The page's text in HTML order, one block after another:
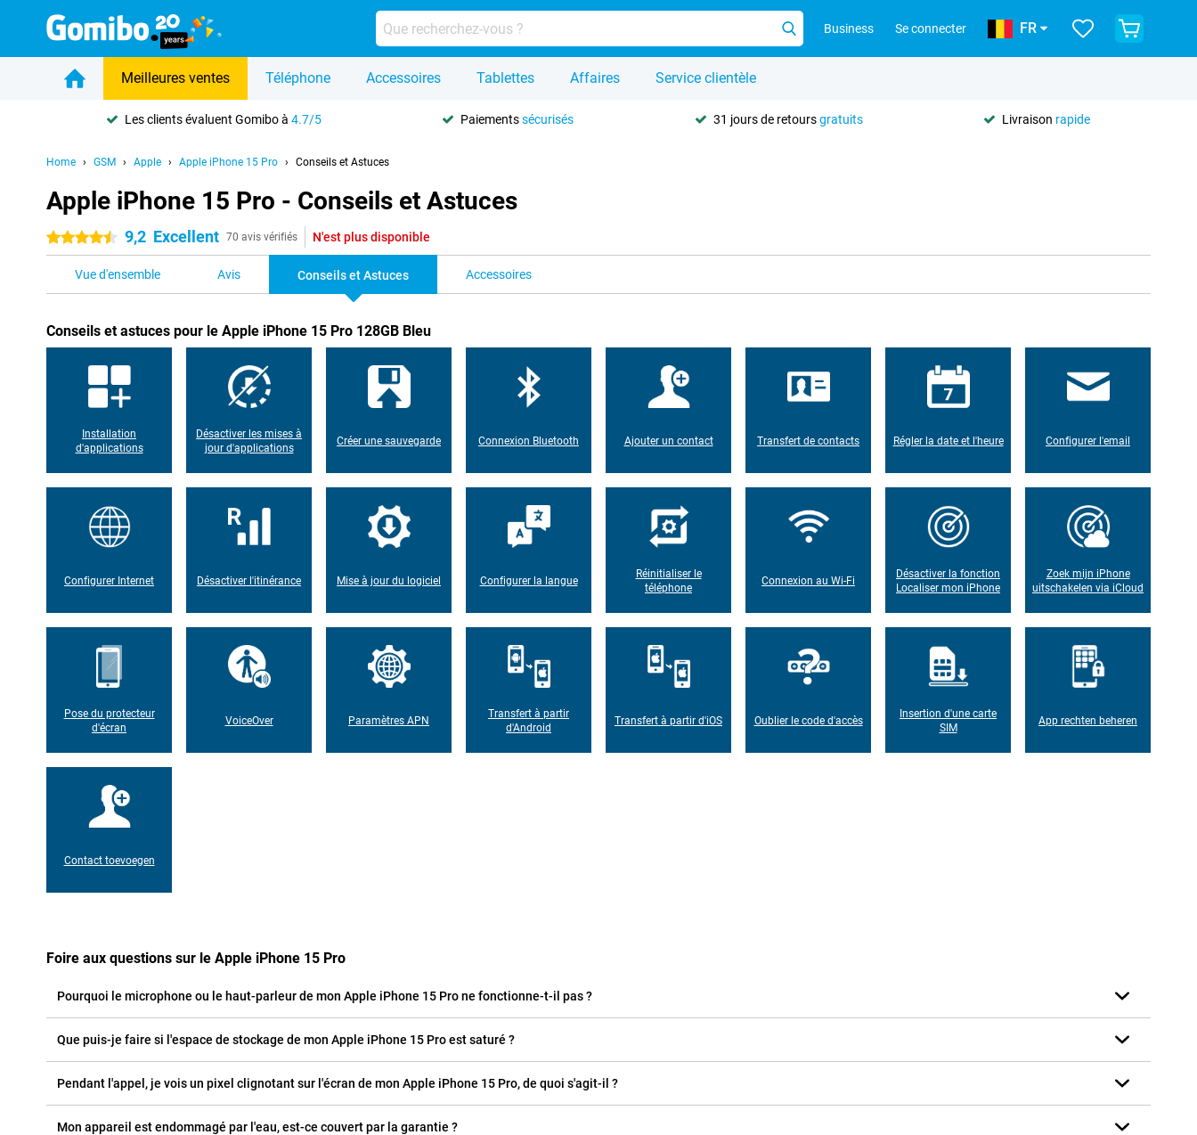
Business Se connecter FR
Meilleures ventes Téléphone Accessoires Tablettes Affaires Service clientèle
Les clients évaluent Gomibo à4.7/5 Paiementssécurisés 31 jours de retoursgratuits Livraison rapide
Home GSM Apple Apple iPhone 15 Pro Conseils et Astuces
Apple iPhone 15 Pro - Conseils et Astuces
4.5 étoiles 9,2 Excellent 70 avis vérifiés N'est plus disponible
Vue d'ensemble Avis Conseils et Astuces Accessoires
Conseils et astuces pour le Apple iPhone 15 Pro 128GB Bleu
Installation
d'applications
Désactiver les mises à
jour d'applications
Créer une sauvegarde Connexion Bluetooth Ajouter un contact Transfert de contacts Régler la date et l'heure Configurer l'email
Configurer Internet Désactiver l'itinérance Mise à jour du logiciel Configurer la langue
Réinitialiser le
téléphone
Connexion au Wi-Fi
Désactiver la fonction
Localiser mon iPhone
Zoek mijn iPhone
uitschakelen via iCloud
Pose du protecteur
d'écran
VoiceOver Paramètres APN
Transfert à partir
d'Android
Transfert à partir d'iOS Oublier le code d'accès
Insertion d'une carte
SIM
App rechten beheren
Contact toevoegen
Foire aux questions sur le Apple iPhone 15 Pro
Pourquoi le microphone ou le haut-parleur de mon Apple iPhone 15 Pro ne fonctionne-t-il pas ?
Que puis-je faire si l'espace de stockage de mon Apple iPhone 15 Pro est saturé ?
Pendant l'appel, je vois un pixel clignotant sur l'écran de mon Apple iPhone 15 Pro, de quoi s'agit-il ?
Mon appareil est endommagé par l'eau, est-ce couvert par la garantie ?